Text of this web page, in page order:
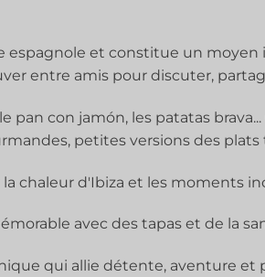
et constitue un moyen
entre amis pour discuter,
pan con jamón, les patatas
petites versions des plats
chaleur d'Ibiza et les moments
avec des tapas et de la
qui allie détente, aventure